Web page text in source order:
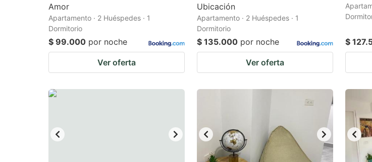
changing
dates.
for
changing
dates.
Amor
Apartamento · 2 Huéspedes · 1
Dormitorio
$ 99.000 por noche
Ver oferta
Ubicación
Apartamento · 2 Huéspedes · 1
Dormitorio
$ 135.000 por noche
Ver oferta
$